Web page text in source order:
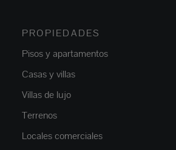
PROPIEDADES
Pisos y apartamentos
Casas y villas
Villas de lujo
Terrenos
Locales comerciales